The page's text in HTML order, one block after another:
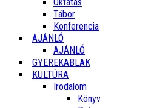
Tábor
Konferencia
AJÁNLÓ
AJÁNLÓ
GYEREKABLAK
KULTÚRA
Irodalom
Könyv